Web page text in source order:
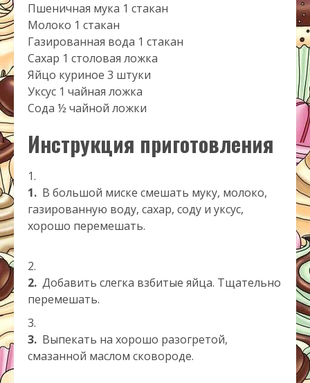
Пшеничная мука 1 стакан
Молоко 1 стакан
Газированная вода 1 стакан
Сахар 1 столовая ложка
Яйцо куриное 3 штуки
Уксус 1 чайная ложка
Сода ½ чайной ложки
Инструкция приготовления
1. В большой миске смешать муку, молоко,
газированную воду, сахар, соду и уксус,
хорошо перемешать.
2. Добавить слегка взбитые яйца. Тщательно
перемешать.
3. Выпекать на хорошо разогретой,
смазанной маслом сковороде.